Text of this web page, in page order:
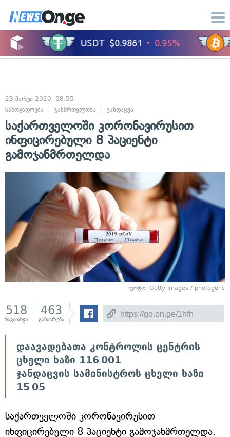
23 მარტი 2020, 08:55
საზოგადოება
ჯანმრთელობა ჯანდაცვა
საქართველოში კორონავირუსით
ინფიცირებული 8 პაციენტი
გამოჯანმრთელდა
ფოტო: Getty Images / photoguns
518
წაკითხვა
463
გაზიარება
დაავადებათა კონტროლის ცენტრის
ცხელი ხაზი 116 001
ჯანდაცვის სამინისტროს ცხელი ხაზი
15 05
საქართველოში კორონავირუსით
ინფიცირებული 8 პაციენტი გამოჯანმრთელდა.